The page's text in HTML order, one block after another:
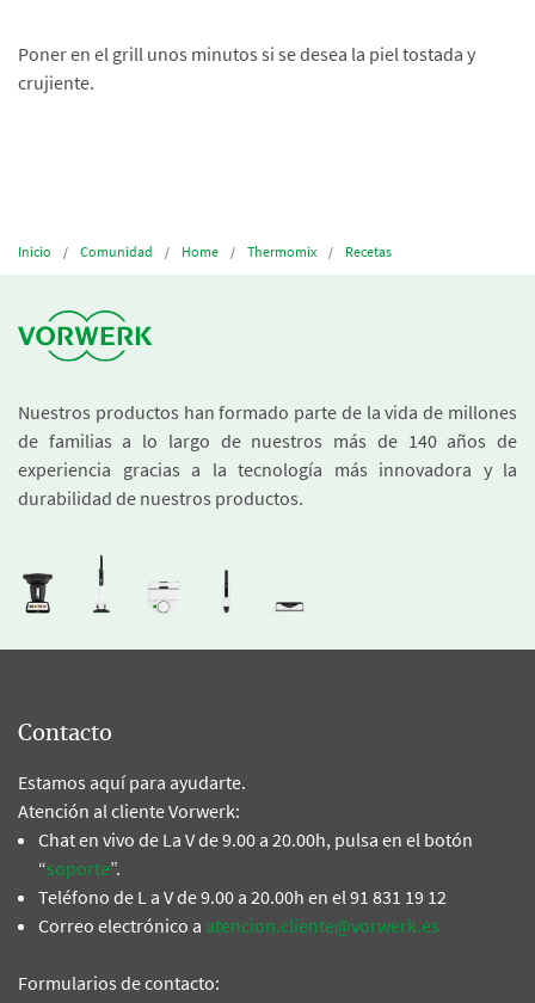
Poner en el grill unos minutos si se desea la piel tostada y
crujiente.
Inicio Comunidad Home Thermomix Recetas
Nuestros productos han formado parte de la vida de millones
de familias a lo largo de nuestros más de 140 años de
experiencia gracias a la tecnología más innovadora y la
durabilidad de nuestros productos.
Contacto
Estamos aquí para ayudarte.
Atención al cliente Vorwerk:
Chat en vivo de La V de 9.00 a 20.00h, pulsa en el botón
“soporte”.
Teléfono de L a V de 9.00 a 20.00h en el 91 831 19 12
Correo electrónico a atencion.cliente@vorwerk.es
Formularios de contacto: